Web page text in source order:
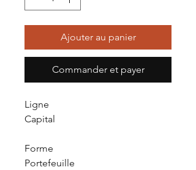
Ajouter au panier
Commander et payer
Ligne
Capital
Forme
Portefeuille